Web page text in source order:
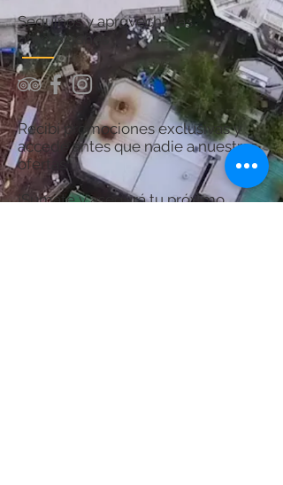
Seguinos y aprovechá las
promociones
Recibí promociones exclusivas y
accedé antes que nadie a nuestras
ofertas.
¡Sumate y asegurá tu próximo